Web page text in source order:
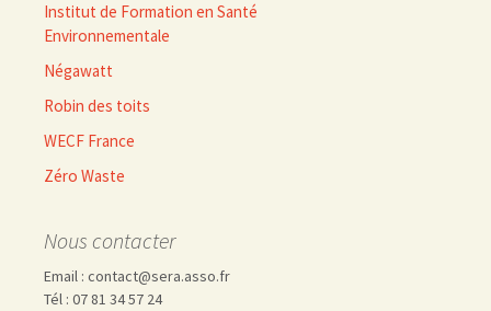
Institut de Formation en Santé
Environnementale
Négawatt
Robin des toits
WECF France
Zéro Waste
Nous contacter
Email : contact@sera.asso.fr
Tél : 07 81 34 57 24